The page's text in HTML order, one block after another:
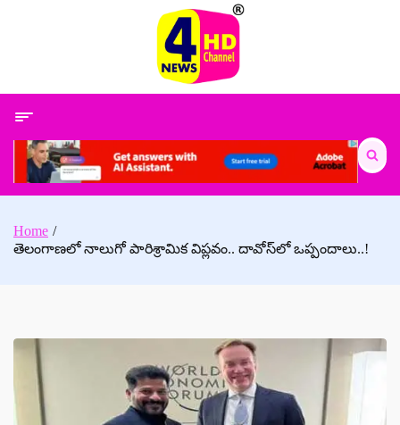
Search
for:
Home
తెలంగాణలో నాలుగో పారిశ్రామిక విప్లవం.. దావోస్‌లో ఒప్పందాలు..!